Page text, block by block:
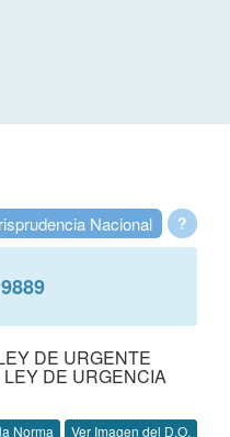
?
Nacional
DE URGENTE
DE URGENCIA
Norma Ver Imagen del D.O.